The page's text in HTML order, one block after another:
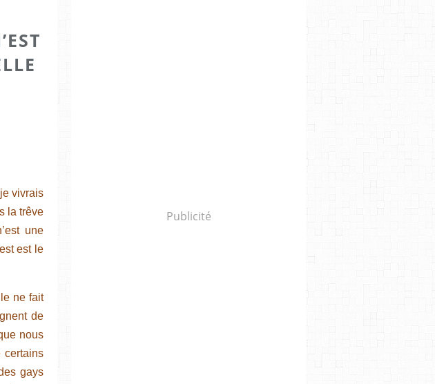
vivrais
la trêve
une
est le
ne fait
de
nous
gays
Publicité